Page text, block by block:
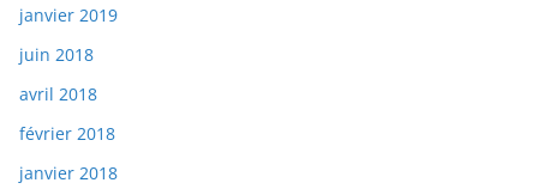
janvier 2019
juin 2018
avril 2018
février 2018
janvier 2018